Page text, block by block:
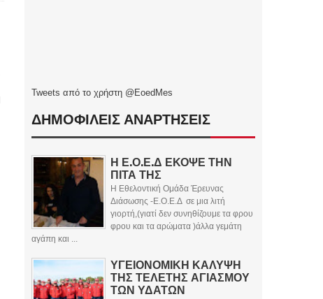
Tweets από το χρήστη @EoedMes
ΔΗΜΟΦΙΛΕΙΣ ΑΝΑΡΤΗΣΕΙΣ
Η Ε.Ο.Ε.Δ ΕΚΟΨΕ ΤΗΝ
ΠΙΤΑ ΤΗΣ
Η Εθελοντική Ομάδα Έρευνας
Διάσωσης -Ε.Ο.Ε.Δ σε μια λιτή
γιορτή,(γιατί δεν συνηθίζουμε τα φρου
φρου και τα αρώματα )άλλα γεμάτη
αγάπη και ...
ΥΓΕΙΟΝΟΜΙΚΗ ΚΑΛΥΨΗ
ΤΗΣ ΤΕΛΕΤΗΣ ΑΓΙΑΣΜΟΥ
ΤΩΝ ΥΔΑΤΩΝ